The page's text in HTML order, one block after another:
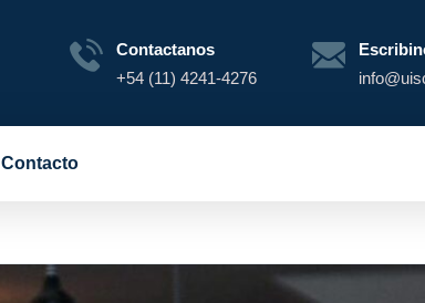
Contactanos
+54 (11) 4241-4276
Contacto